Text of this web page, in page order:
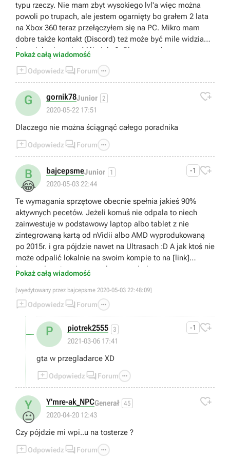
typu rzeczy. Nie mam zbyt wysokiego lvl'a więc można
powoli po trupach, ale jestem ogarnięty bo grałem 2 lata
na Xbox 360 teraz przełączyłem się na PC. Mikro mam
dobre także kontakt (Discord) też może być mile widziany
lecz niekoniecznie. Mój nick: SaBlaze. pozdro
Pokaż całą wiadomość
Odpowiedz  Forum 
G gornik78Junior 2
2020-05-22 17:51

Dlaczego nie można ściągnąć całego poradnika
Odpowiedz  Forum 
B
😂
bajcepsmeJunior 1
2020-05-03 22:44
-1 
Te wymagania sprzętowe obecnie spełnia jakieś 90%
aktywnych pecetów. Jeżeli komuś nie odpala to niech
zainwestuje w podstawowy laptop albo tablet z nie
zintegrowaną kartą od nVidii albo AMD wyprodukowaną
po 2015r. i gra pójdzie nawet na Ultrasach :D A jak ktoś nie
może odpalić lokalnie na swoim kompie to na [link]
houser.pl może w to zagrać w przeglądarce.
Pokaż całą wiadomość
[wyedytowany przez bajcepsme 2020-05-03 22:48:09]
Odpowiedz  Forum 
P piotrek2555 3
2021-03-06 17:41
-1 
gta w przegladarce XD
Odpowiedz  Forum 
Y
😐
Y'mre-ak_NPCGenerał 45
2020-04-20 12:43

Czy pójdzie mi wpi..u na tosterze ?
Odpowiedz  Forum 